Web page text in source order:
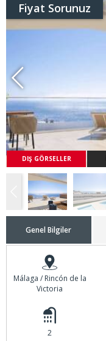
Fiyat Sorunuz
DIŞ GÖRSELLER
Genel Bilgiler
Málaga / Rincón de la
Victoria
2